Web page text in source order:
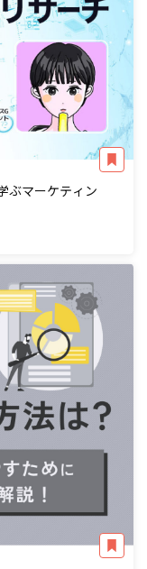
ぶマーケティン